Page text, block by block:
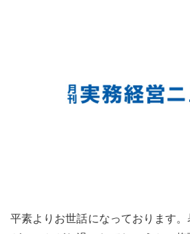
平素よりお世話になっております